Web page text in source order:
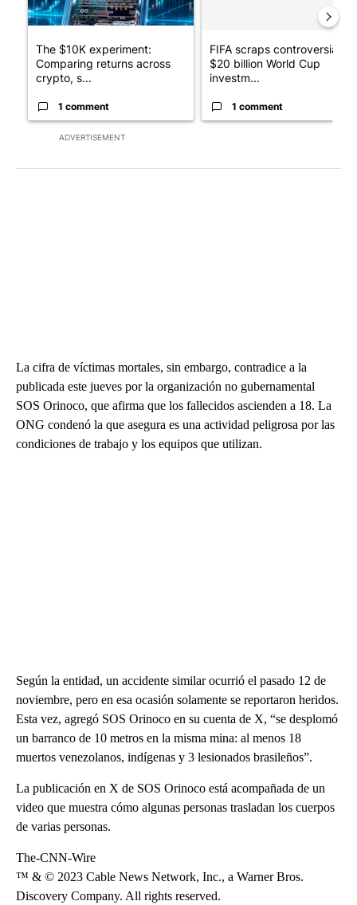
ADVERTISEMENT
The $10K experiment:
Comparing returns across
crypto, s...
1 comment
FIFA scraps controversial
$20 billion World Cup
investm...
1 comment
La cifra de víctimas mortales, sin embargo, contradice a la
publicada este jueves por la organización no gubernamental
SOS Orinoco, que afirma que los fallecidos ascienden a 18. La
ONG condenó la que asegura es una actividad peligrosa por las
condiciones de trabajo y los equipos que utilizan.
Según la entidad, un accidente similar ocurrió el pasado 12 de
noviembre, pero en esa ocasión solamente se reportaron heridos.
Esta vez, agregó SOS Orinoco en su cuenta de X, “se desplomó
un barranco de 10 metros en la misma mina: al menos 18
muertos venezolanos, indígenas y 3 lesionados brasileños”.
La publicación en X de SOS Orinoco está acompañada de un
video que muestra cómo algunas personas trasladan los cuerpos
de varias personas.
The-CNN-Wire
™ & © 2023 Cable News Network, Inc., a Warner Bros.
Discovery Company. All rights reserved.